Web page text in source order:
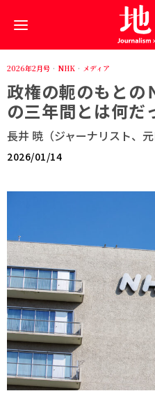
2026年2月号 · NHK · メディア
政権の軛のもとの
の三年間とは何だ
長井 暁（ジャーナリスト、
2026/01/14